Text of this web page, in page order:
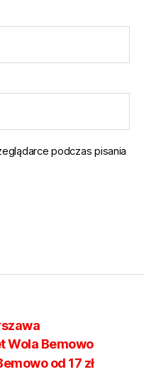
podczas pisania
Wola Bemowo
od 17 zł